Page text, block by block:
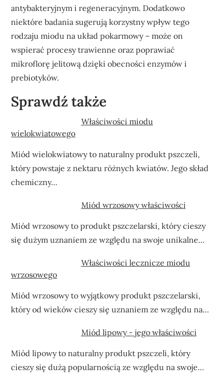
antybakteryjnym i regeneracyjnym. Dodatkowo
niektóre badania sugerują korzystny wpływ tego
rodzaju miodu na układ pokarmowy – może on
wspierać procesy trawienne oraz poprawiać
mikroflorę jelitową dzięki obecności enzymów i
prebiotyków.
Sprawdź także
Właściwości miodu
wielokwiatowego
Miód wielokwiatowy to naturalny produkt pszczeli,
który powstaje z nektaru różnych kwiatów. Jego skład
chemiczny…
Miód wrzosowy właściwości
Miód wrzosowy to produkt pszczelarski, który cieszy
się dużym uznaniem ze względu na swoje unikalne…
Właściwości lecznicze miodu
wrzosowego
Miód wrzosowy to wyjątkowy produkt pszczelarski,
który od wieków cieszy się uznaniem ze względu na…
Miód lipowy - jego właściwości
Miód lipowy to naturalny produkt pszczeli, który
cieszy się dużą popularnością ze względu na swoje…